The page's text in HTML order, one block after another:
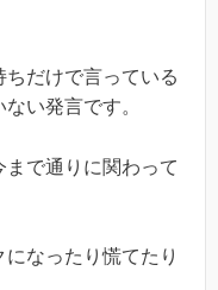
だけで言っている
い発言です。
で通りに関わって
なったり慌てたり